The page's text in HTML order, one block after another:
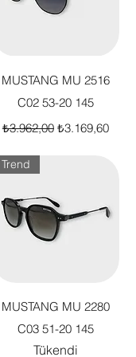
Hızlı Bakış
MUSTANG MU 2516
C02 53-20 145
Normal Fiyat
₺3.962,00 İndirimli Fiyat
₺3.169,60
Hızlı Bakış
Trend
MUSTANG MU 2280
C03 51-20 145
Tükendi